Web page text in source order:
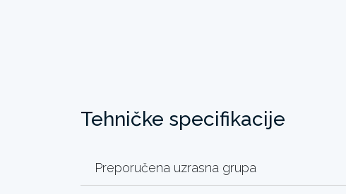
Tehničke specifikacije
Preporučena uzrasna grupa